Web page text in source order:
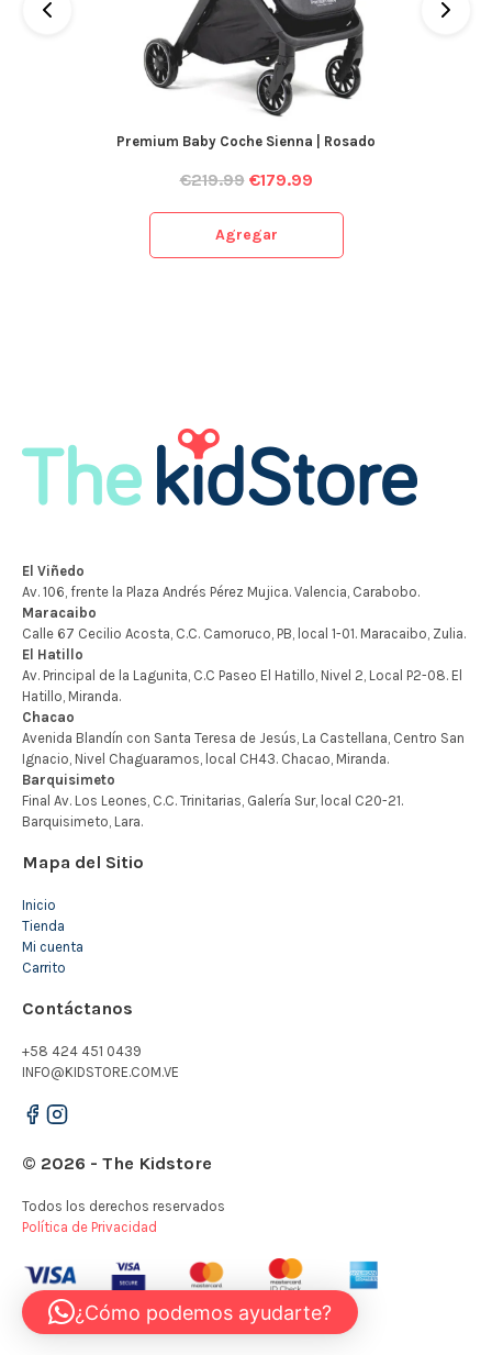
Premium Baby Coche Sienna | Rosado
€219.99 €179.99
Agregar
Mapa del Sitio
Inicio
Tienda
Mi cuenta
Carrito
Contáctanos
+58 424 451 0439
INFO@KIDSTORE.COM.VE
© 2026 - The Kidstore
Todos los derechos reservados
Política de Privacidad
¿Cómo podemos ayudarte?